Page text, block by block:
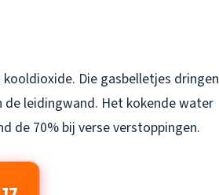
Die gasbelletjes dringen
de leidingwand. Het kokende water
de 70% bij verse verstoppingen.